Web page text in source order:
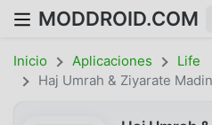
MODDROID.COM
Inicio Aplicaciones
Life
Haj Umrah & Ziyarate